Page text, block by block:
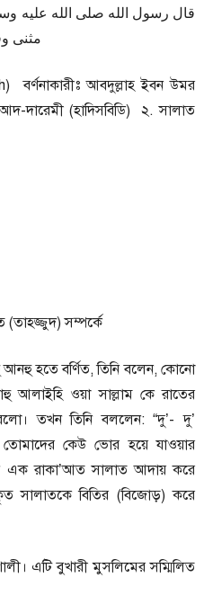
قال رسول الله صلى الله عليه
مثنى
বর্ণনাকারীঃ আবদুল্লাহ ইবন উমর
দারেমী (হাদিসবিডি) ২. সালাত
(তাহজ্জুদ) সম্পর্কে
আনহু হতে বর্ণিত, তিনি বলেন, কোনো
আলাইহি ওয়া সাল্লাম কে রাতের
তখন তিনি বললেন: “দু’- দু’
কেউ ভোর হয়ে যাওয়ার
রাকা’আত সালাত আদায় করে
সালাতকে বিতির (বিজোড়) করে
এটি বুখারী মুসলিমের সম্মিলিত